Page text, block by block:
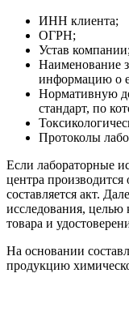
ИНН клиента;
ОГРН;
Устав компании;
Наименование
информацию о
Нормативную
стандарт, по
Протоколы
Если лабораторные
центра
составляется акт.
исследования, целью
товара и
На основании
продукцию